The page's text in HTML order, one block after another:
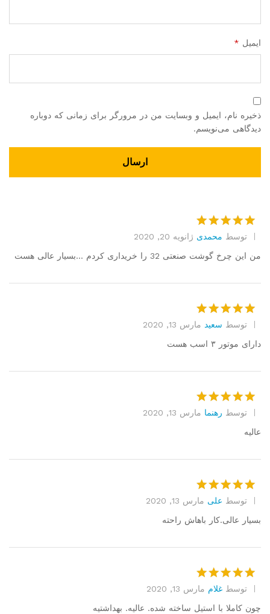
ایمیل *
ذخیره نام، ایمیل و وبسایت من در مرورگر برای زمانی که دوباره
دیدگاهی می‌نویسم.
امتیاز 5از
5
توسط محمدی ژانویه 20, 2020
من این چرخ گوشت صنعتی 32 را خریداری کردم …بسیار عالی هست
امتیاز 5از
5
توسط سعید مارس 13, 2020
دارای موتور ۳ اسب هست
امتیاز 5از
5
توسط رهنما مارس 13, 2020
عالیه
امتیاز 5از
5
توسط علی مارس 13, 2020
بسیار عالی.کار باهاش راحته
امتیاز 5از
5
توسط غلام مارس 13, 2020
چون کاملا با استیل ساخته شده. عالیه. بهداشتیه